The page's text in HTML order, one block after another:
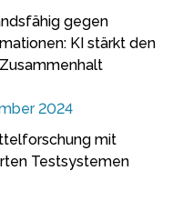
gegen
KI stärkt den
2024
mit
Testsystemen